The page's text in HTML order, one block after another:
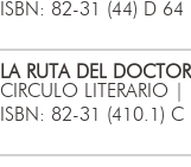
ISBN: 82-31 (44) D 64
LA RUTA DEL
CIRCULO LITERARIO |
ISBN: 82-31 (410.1) C